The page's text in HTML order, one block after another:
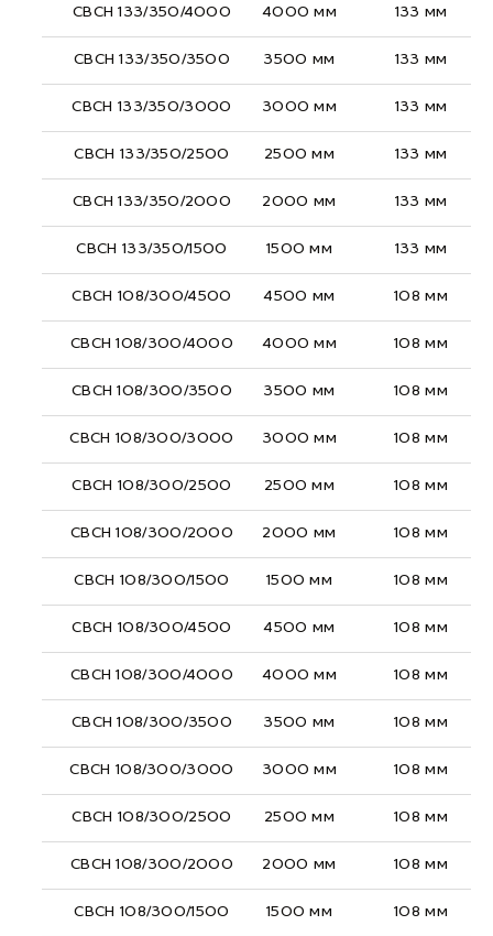
СВСН 133/350/4000 4000 мм 133 мм
СВСН 133/350/3500 3500 мм 133 мм
СВСН 133/350/3000 3000 мм 133 мм
СВСН 133/350/2500 2500 мм 133 мм
СВСН 133/350/2000 2000 мм 133 мм
СВСН 133/350/1500 1500 мм 133 мм
СВСН 108/300/4500 4500 мм 108 мм
СВСН 108/300/4000 4000 мм 108 мм
СВСН 108/300/3500 3500 мм 108 мм
СВСН 108/300/3000 3000 мм 108 мм
СВСН 108/300/2500 2500 мм 108 мм
СВСН 108/300/2000 2000 мм 108 мм
СВСН 108/300/1500 1500 мм 108 мм
СВСН 108/300/4500 4500 мм 108 мм
СВСН 108/300/4000 4000 мм 108 мм
СВСН 108/300/3500 3500 мм 108 мм
СВСН 108/300/3000 3000 мм 108 мм
СВСН 108/300/2500 2500 мм 108 мм
СВСН 108/300/2000 2000 мм 108 мм
СВСН 108/300/1500 1500 мм 108 мм